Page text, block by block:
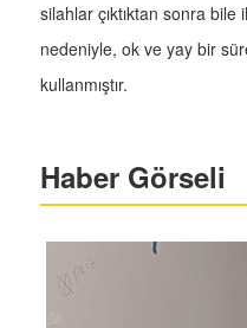
silahlar çıktıktan sonra
nedeniyle, ok ve yay bir
kullanmıştır.
Haber Görseli